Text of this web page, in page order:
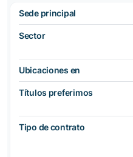
Sede principal
Sector
Ubicaciones en
Títulos preferimos
Tipo de contrato